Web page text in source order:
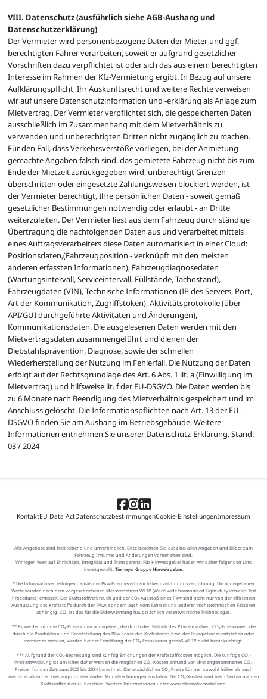
VIII. Datenschutz (ausführlich siehe AGB-Aushang und
Datenschutzerklärung)
Der Vermieter wird personenbezogene Daten der Mieter und ggf.
berechtigten Fahrer verarbeiten, soweit er aufgrund gesetzlicher
Vorschriften dazu verpflichtet ist oder sich das aus einem berechtigten
Interesse im Rahmen der Kfz-Vermietung ergibt. In Bezug auf unsere
Aufklärungspflicht, Ihr Auskunftsrecht und weitere Rechte verweisen
wir auf unsere Datenschutzinformation und -erklärung als Anlage zum
Mietvertrag. Der Vermieter verpflichtet sich, die gespeicherten Daten
ausschließlich im Zusammenhang mit dem Mietverhältnis zu
verwenden und unberechtigten Dritten nicht zugänglich zu machen.
Für den Fall, dass Verkehrsverstöße vorliegen, bei der Anmietung
gemachte Angaben falsch sind, das gemietete Fahrzeug nicht bis zum
Ende der Mietzeit zurückgegeben wird, unberechtigt Grenzen
überschritten oder eingesetzte Zahlungsweisen blockiert werden, ist
der Vermieter berechtigt, Ihre persönlichen Daten - soweit gemäß
gesetzlicher Bestimmungen notwendig oder erlaubt - an Dritte
weiterzuleiten. Der Vermieter liest aus dem Fahrzeug durch ständige
Übertragung die nachfolgenden Daten aus und verarbeitet mittels
eines Auftragsverarbeiters diese Daten automatisiert in einer Cloud:
Positionsdaten,(Fahrzeugposition - verknüpft mit den meisten
anderen erfassten Informationen), Fahrzeugdiagnosedaten
(Wartungsintervall, Serviceintervall, Füllstände, Tachostand),
Fahrzeugdaten (VIN), Technische Informationen (IP des Servers, Port,
Art der Kommunikation, Zugriffstoken), Aktivitätsprotokolle (über
API/GUI durchgeführte Aktivitäten und Änderungen),
Kommunikationsdaten. Die ausgelesenen Daten werden mit den
Mietvertragsdaten zusammengeführt und dienen der
Diebstahlsprävention, Diagnose, sowie der schnellen
Wiederherstellung der Nutzung im Fehlerfall. Die Nutzung der Daten
erfolgt auf der Rechtsgrundlage des Art. 6 Abs. 1 lit. a (Einwilligung im
Mietvertrag) und hilfsweise lit. f der EU-DSGVO. Die Daten werden bis
zu 6 Monate nach Beendigung des Mietverhältnis gespeichert und im
Anschluss gelöscht. Die Informationspflichten nach Art. 13 der EU-
DSGVO finden Sie am Aushang im Betriebsgebäude. Weitere
Informationen entnehmen Sie unserer Datenschutz-Erklärung. Stand:
03 / 2024
KontaktEU Data ActDatenschutzbestimmungenCookie-EinstellungenImpressum
Alle Angebote sind freibleibend und unverbindlich. Bitte beachten Sie, dass bei allen Angaben und Bilder zum
Fahrzeug Irrtümer und Änderungen vorbehalten sind.
Wir legen Wert auf Ehrlichkeit, Integrität und Transparenz. Für Hinweisgeber haben wir daher folgenden Link
bereitgestellt: Tiemeyer Gruppe Hinweisgeber.
* Die Informationen erfolgen gemäß der Pkw-Energieverbrauchskennzeichnungsverordnung. Die angegebenen
Werte wurden nach dem vorgeschriebenen Messverfahren WLTP (Worldwide harmonised Light-duty vehicles Test
Procedures) ermittelt. Der Kraftstoffverbrauch und der CO₂-Ausstoß eines Pkw sind nicht nur von der effizienten
Ausnutzung des Kraftstoffs durch den Pkw, sondern auch vom Fahrstil und anderen nichttechnischen Faktoren
abhängig. CO₂ ist das für die Erderwärmung hauptsächlich verantwortliche Treibhausgas.
** Es werden nur die CO₂-Emissionen angegeben, die durch den Betrieb des Pkw entstehen. CO₂-Emissionen, die
durch die Produktion und Bereitstellung des Pkw sowie des Kraftstoffes bzw. der Energieträger entstehen oder
vermieden werden, werden bei der Ermittlung der CO₂-Emissionen gemäß WLTP nicht berücksichtigt.
*** Aufgrund der CO₂-Bepreisung sind künftig Erhöhungen der Kraftstoffkosten möglich. Die künftige CO₂-
Preisentwicklung ist unsicher, daher werden die möglichen CO₂-Kosten anhand von drei angenommenen CO₂-
Preisen für den Zeitraum 2025 bis 2034 berechnet. Die tatsächlichen CO₂-Preise können sowohl höher als auch
niedriger als in den hier zugrundeliegenden Modellrechnungen ausfallen. Die CO₂-Kosten sind beim Tanken mit den
Kraftstoffkosten zu bezahlen. Weitere Informationen unter www.alternativ-mobil.info.